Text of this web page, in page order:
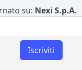
su: Nexi S.p.A.
Iscriviti